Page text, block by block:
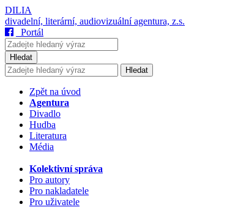
DILIA
divadelní, literární, audiovizuální agentura, z.s.
Portál
Hledat
Hledat
Zpět na úvod
Agentura
Divadlo
Hudba
Literatura
Média
Kolektivní správa
Pro autory
Pro nakladatele
Pro uživatele